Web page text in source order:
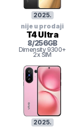
2025.
nije u prodaji
T4 Ultra
8/256GB
Dimensity 9300+
2x SIM
2025.